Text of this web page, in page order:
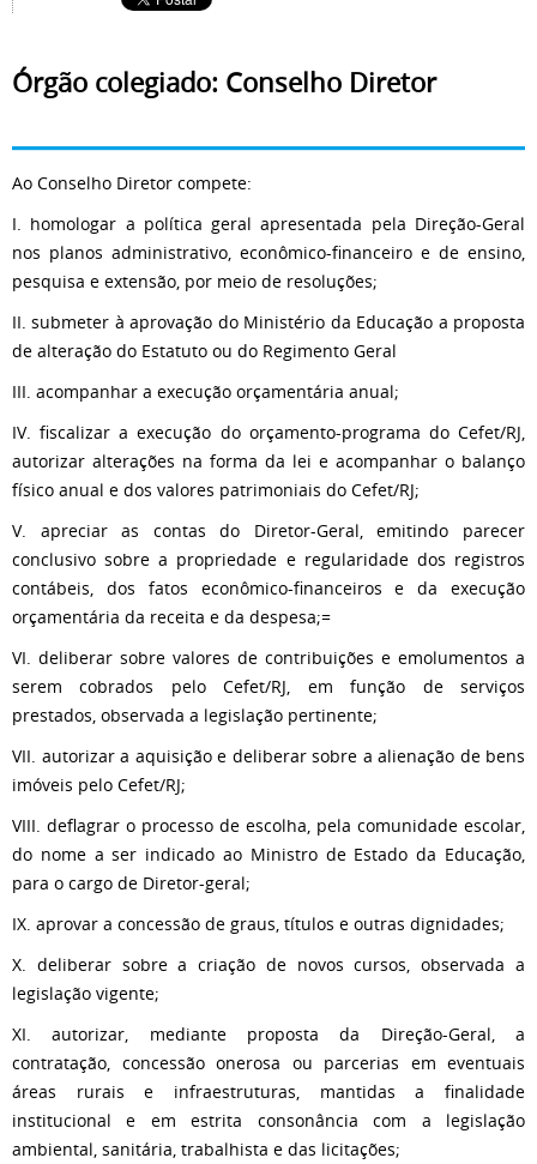
Órgão colegiado: Conselho Diretor
Ao Conselho Diretor compete:
I. homologar a política geral apresentada pela Direção-Geral
nos planos administrativo, econômico-financeiro e de ensino,
pesquisa e extensão, por meio de resoluções;
II. submeter à aprovação do Ministério da Educação a proposta
de alteração do Estatuto ou do Regimento Geral
III. acompanhar a execução orçamentária anual;
IV. fiscalizar a execução do orçamento-programa do Cefet/RJ,
autorizar alterações na forma da lei e acompanhar o balanço
físico anual e dos valores patrimoniais do Cefet/RJ;
V. apreciar as contas do Diretor-Geral, emitindo parecer
conclusivo sobre a propriedade e regularidade dos registros
contábeis, dos fatos econômico-financeiros e da execução
orçamentária da receita e da despesa;=
VI. deliberar sobre valores de contribuições e emolumentos a
serem cobrados pelo Cefet/RJ, em função de serviços
prestados, observada a legislação pertinente;
VII. autorizar a aquisição e deliberar sobre a alienação de bens
imóveis pelo Cefet/RJ;
VIII. deflagrar o processo de escolha, pela comunidade escolar,
do nome a ser indicado ao Ministro de Estado da Educação,
para o cargo de Diretor-geral;
IX. aprovar a concessão de graus, títulos e outras dignidades;
X. deliberar sobre a criação de novos cursos, observada a
legislação vigente;
XI. autorizar, mediante proposta da Direção-Geral, a
contratação, concessão onerosa ou parcerias em eventuais
áreas rurais e infraestruturas, mantidas a finalidade
institucional e em estrita consonância com a legislação
ambiental, sanitária, trabalhista e das licitações;